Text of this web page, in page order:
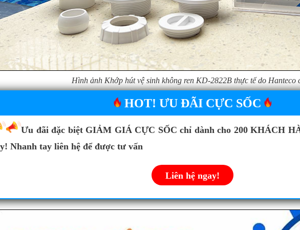
Hình ảnh Khớp hút vệ sinh không ren KD-2822B thực tế do Hanteco
HOT! ƯU ĐÃI CỰC SỐC
Ưu đãi đặc biệt GIẢM GIÁ CỰC SỐC chỉ dành cho 200 KHÁCH
Nhanh tay liên hệ để được tư vấn
Liên hệ ngay!